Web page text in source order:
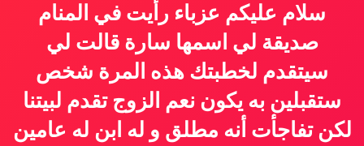
سلام عليكم عزباء رأيت في المنام
صديقة لي اسمها سارة قالت لي
سيتقدم لخطبتك هذه المرة شخص
ستقبلين به يكون نعم الزوج تقدم لبيتنا
لكن تفاجأت أنه مطلق و له ابن له عامين